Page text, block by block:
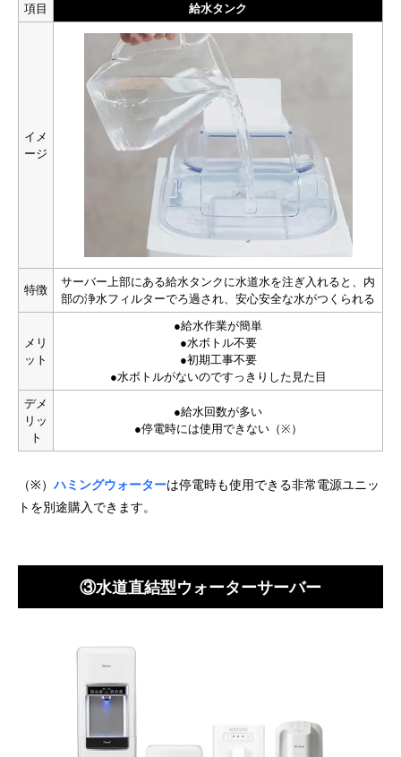
項目 給水タンク
イメ
ージ
特徴
サーバー上部にある給水タンクに水道水を注ぎ入れると、内
部の浄水フィルターでろ過され、安心安全な水がつくられる
メリ
ット
●給水作業が簡単
●水ボトル不要
●初期工事不要
●水ボトルがないのですっきりした見た目
デメ
リッ
ト
●給水回数が多い
●停電時には使用できない（※）
（※）ハミングウォーターは停電時も使用できる非常電源ユニッ
トを別途購入できます。
③水道直結型ウォーターサーバー